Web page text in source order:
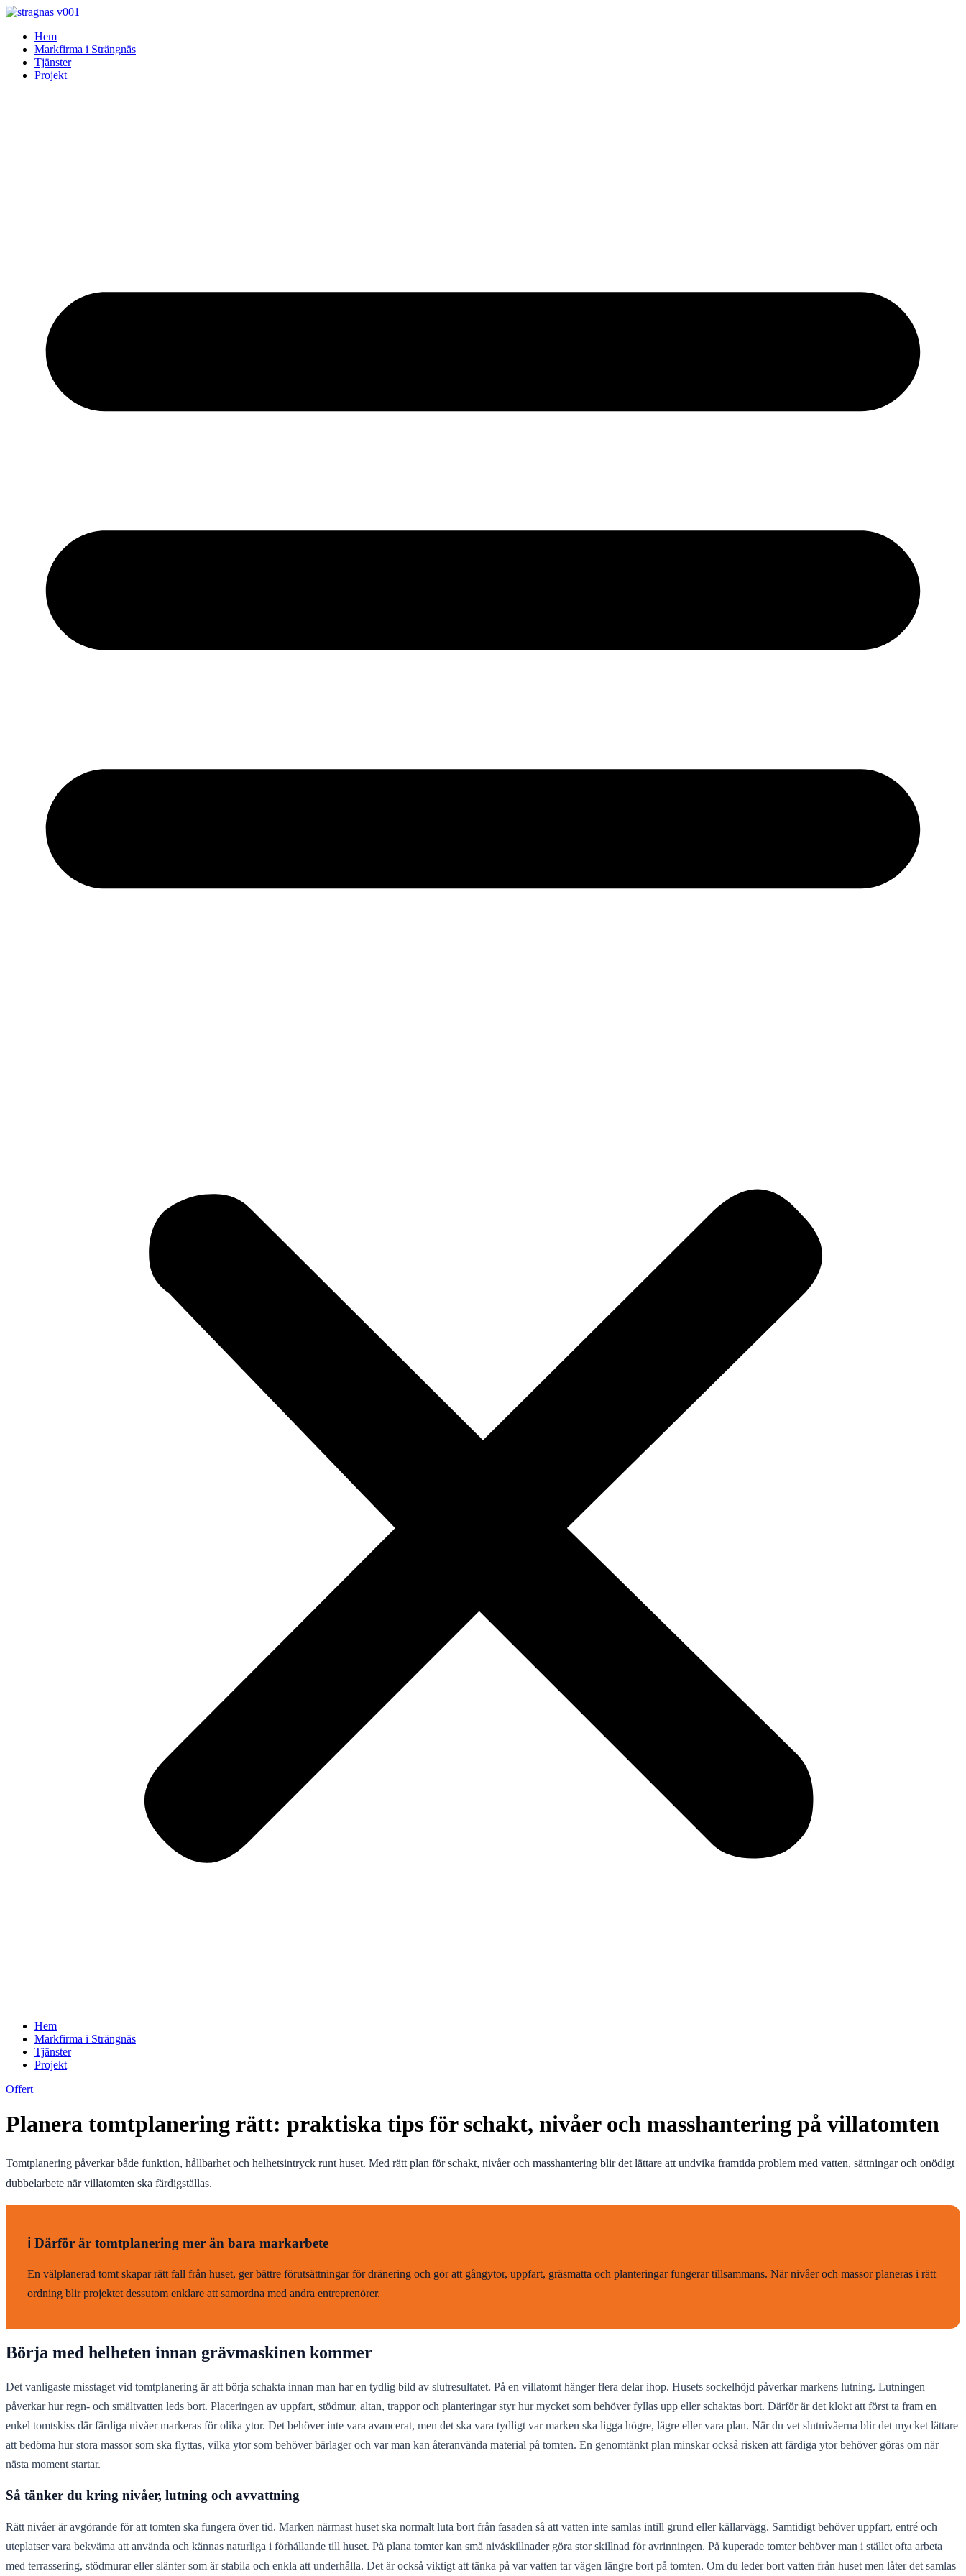
Skip
contentHem
Markfirma i Strängnäs
Tjänster
Projekt
Hem
Markfirma i Strängnäs
Tjänster
Projekt
Offert
Planera tomtplanering rätt: praktiska tips för schakt, nivåer och masshantering på villatomten
Tomtplanering påverkar både funktion, hållbarhet och helhetsintryck runt huset. Med rätt plan för schakt, nivåer och masshantering blir det lättare att undvika framtida problem med vatten, sättningar och onödigt
dubbelarbete när villatomten ska färdigställas.
ℹ️ Därför är tomtplanering mer än bara markarbete
En välplanerad tomt skapar rätt fall från huset, ger bättre förutsättningar för dränering och gör att gångytor, uppfart, gräsmatta och planteringar fungerar tillsammans. När nivåer och massor planeras i rätt
ordning blir projektet dessutom enklare att samordna med andra entreprenörer.
Börja med helheten innan grävmaskinen kommer
Det vanligaste misstaget vid tomtplanering är att börja schakta innan man har en tydlig bild av slutresultatet. På en villatomt hänger flera delar ihop. Husets sockelhöjd påverkar markens lutning. Lutningen
påverkar hur regn- och smältvatten leds bort. Placeringen av uppfart, stödmur, altan, trappor och planteringar styr hur mycket som behöver fyllas upp eller schaktas bort. Därför är det klokt att först ta fram en
enkel tomtskiss där färdiga nivåer markeras för olika ytor. Det behöver inte vara avancerat, men det ska vara tydligt var marken ska ligga högre, lägre eller vara plan. När du vet slutnivåerna blir det mycket lättare
att bedöma hur stora massor som ska flyttas, vilka ytor som behöver bärlager och var man kan återanvända material på tomten. En genomtänkt plan minskar också risken att färdiga ytor behöver göras om när
nästa moment startar.
Så tänker du kring nivåer, lutning och avvattning
Rätt nivåer är avgörande för att tomten ska fungera över tid. Marken närmast huset ska normalt luta bort från fasaden så att vatten inte samlas intill grund eller källarvägg. Samtidigt behöver uppfart, entré och
uteplatser vara bekväma att använda och kännas naturliga i förhållande till huset. På plana tomter kan små nivåskillnader göra stor skillnad för avrinningen. På kuperade tomter behöver man i stället ofta arbeta
med terrassering, stödmurar eller slänter som är stabila och enkla att underhålla. Det är också viktigt att tänka på var vatten tar vägen längre bort på tomten. Om du leder bort vatten från huset men låter det samlas